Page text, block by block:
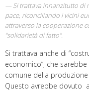
Si trattava innanzitutto di
pace, riconciliando i vicini
attraverso la cooperazione
“solidarietà di fatto”.
Si trattava anche di
economico”, che
comune della
Questo avrebbe dovuto